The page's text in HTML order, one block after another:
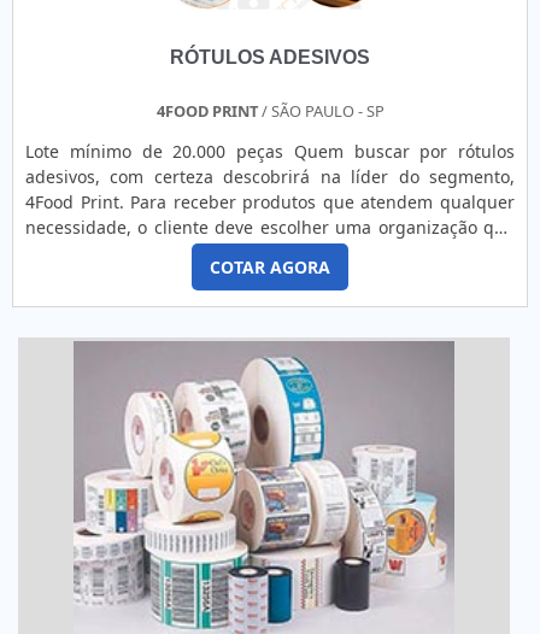
clientes no mercado....RÓTULOS ADESIVOS
4FOOD PRINT/ SÃO PAULO - SP
Lote mínimo de 20.000 peças Quem buscar por rótulos
adesivos, com certeza descobrirá na líder do segmento,
4Food Print. Para receber produtos que atendem qualquer
necessidade, o cliente deve escolher uma organização que
se destaque por um bom suporte pré-venda e tenha ampla
experiência no ramo.MAIS DETALHES INTERESSANTES
SOBRE RÓTULOS ADESIVOSQuem precisa de rótulos
COTAR AGORA